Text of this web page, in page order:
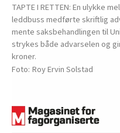
TAPTE I RETTEN: En ulykke
leddbuss medførte skriftlig
mente saksbehandlingen til
strykes både advarselen og
kroner.
Roy Ervin Solstad